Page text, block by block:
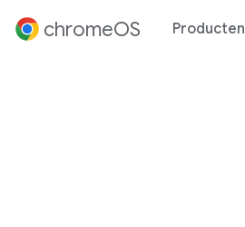
contentchromeOS Producten